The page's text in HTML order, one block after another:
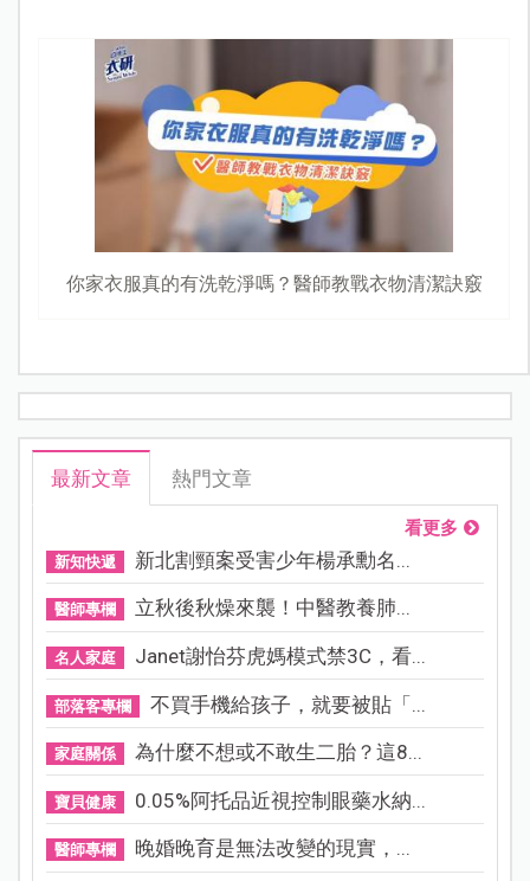
你家衣服真的有洗乾淨嗎？醫師教戰衣物清潔訣竅
最新文章 熱門文章
看更多
新知快遞 新北割頸案受害少年楊承勳名...
醫師專欄 立秋後秋燥來襲！中醫教養肺...
名人家庭 Janet謝怡芬虎媽模式禁3C，看...
部落客專欄 不買手機給孩子，就要被貼「...
家庭關係 為什麼不想或不敢生二胎？這8...
寶貝健康 0.05%阿托品近視控制眼藥水納...
醫師專欄 晚婚晚育是無法改變的現實，...